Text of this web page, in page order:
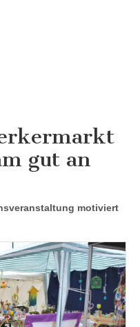
gut an
motiviert